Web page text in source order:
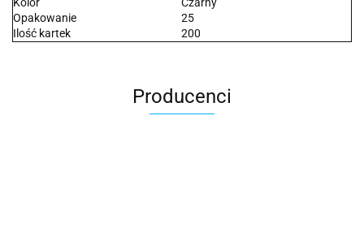
Kolor
Czarny
Opakowanie
25
Ilość kartek
200
Producenci